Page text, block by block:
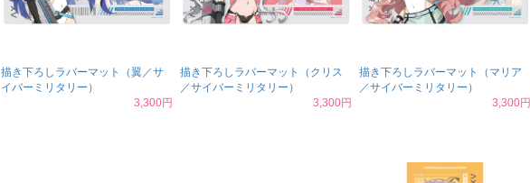
描き下ろしラバーマット（翼／サ
イバーミリタリー）
3,300円
描き下ろしラバーマット（クリス
／サイバーミリタリー）
3,300円
描き下ろしラバーマット（マリア
／サイバーミリタリー）
3,300円